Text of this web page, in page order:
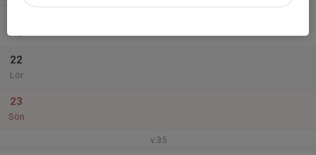
Fre
22
Lör
23
Sön
v.35